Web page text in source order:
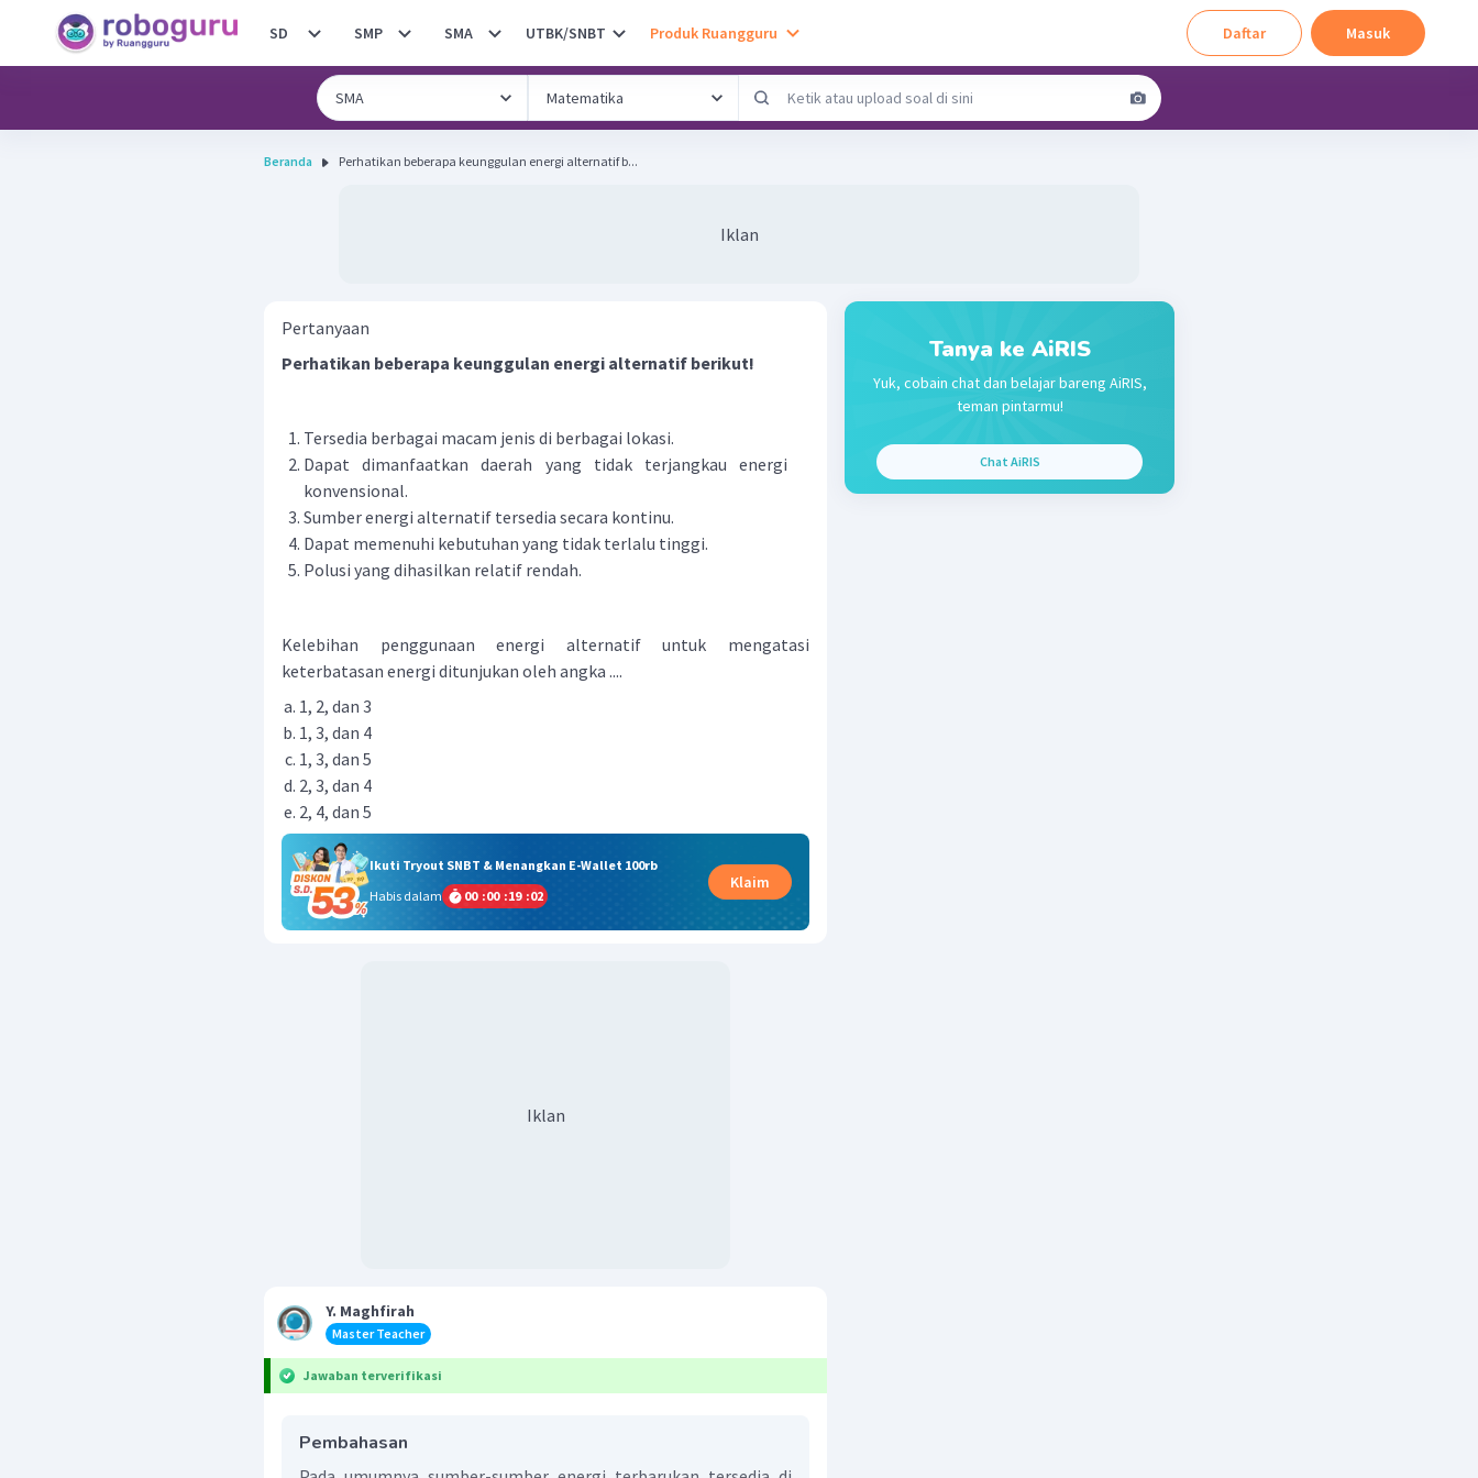
SD SMP SMA UTBK/SNBT Produk Ruangguru Daftar Masuk
Beranda Perhatikan beberapa keunggulan energi alternatif b...
Iklan
Pertanyaan
Perhatikan beberapa keunggulan energi alternatif berikut!
Tersedia berbagai macam jenis di berbagai lokasi.
Dapat dimanfaatkan daerah yang tidak terjangkau energi
konvensional.
Sumber energi alternatif tersedia secara kontinu.
Dapat memenuhi kebutuhan yang tidak terlalu tinggi.
Polusi yang dihasilkan relatif rendah.
Kelebihan penggunaan energi alternatif untuk mengatasi
keterbatasan energi ditunjukan oleh angka ....
1, 2, dan 3
1, 3, dan 4
1, 3, dan 5
2, 3, dan 4
2, 4, dan 5
Ikuti Tryout SNBT & Menangkan E-Wallet 100rb
Habis dalam
00 :00 :19 :01
Klaim
Iklan
Y. Maghfirah
Master Teacher
Jawaban terverifikasi
Pembahasan
Tanya ke AiRIS
Yuk, cobain chat dan belajar bareng AiRIS,
teman pintarmu!
Chat AiRIS